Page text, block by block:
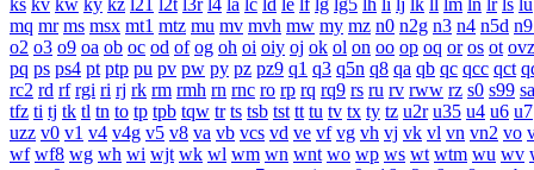
ks kv kw ky kz l21 l2t l3r l4 la lc ld le lf lg lg5 lh li lj lk ll lm ln lr ls lu
mq mr ms msx mt1 mtz mu mv mvh mw my mz n0 n2g n3 n4 n5d
o2 o3 o9 oa ob oc od of og oh oi oiy oj ok ol on oo op oq or os ot ovz
pq ps ps4 pt ptp pu pv pw py pz pz9 q1 q3 q5n q8 qa qb qc qcc qct
rc2 rd rf rgi ri rj rk rm rmh rn rnc ro rp rq rq9 rs ru rv rww rz s0 s99 sa
tfz ti tj tk tl tn to tp tpb tqw tr ts tsb tst tt tu tv tx ty tz u2r u35 u4 u6 u7
uzz v0 v1 v4 v4g v5 v8 va vb vcs vd ve vf vg vh vj vk vl vn vn2 vo
wf wf8 wg wh wi wjt wk wl wm wn wnt wo wp ws wt wtm wu wv